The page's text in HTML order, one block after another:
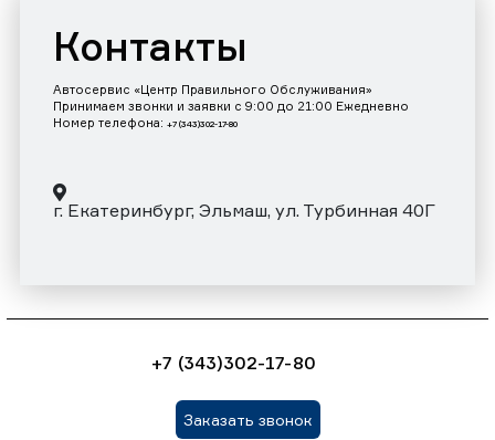
Контакты
Автосервис «Центр Правильного Обслуживания»
Принимаем звонки и заявки с 9:00 до 21:00 Ежедневно
Номер телефона: +7 (343)302-17-80
г. Екатеринбург, Эльмаш, ул. Турбинная 40Г
+7 (343)302-17-80
Заказать звонок